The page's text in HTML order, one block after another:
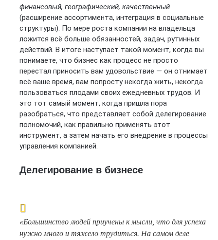
финансовый, географический, качественный
(расширение ассортимента, интеграция в социальные
структуры). По мере роста компании на владельца
ложится всё больше обязанностей, задач, рутинных
действий. В итоге наступает такой момент, когда вы
понимаете, что бизнес как процесс не просто
перестал приносить вам удовольствие — он отнимает
всё ваше время, вам попросту некогда жить, некогда
пользоваться плодами своих ежедневных трудов. И
это тот самый момент, когда пришла пора
разобраться, что представляет собой делегирование
полномочий, как правильно применять этот
инструмент, а затем начать его внедрение в процессы
управления компанией.
Делегирование в бизнесе
«Большинство людей приучены к мысли, что для успеха
нужно много и тяжело трудиться. На самом деле